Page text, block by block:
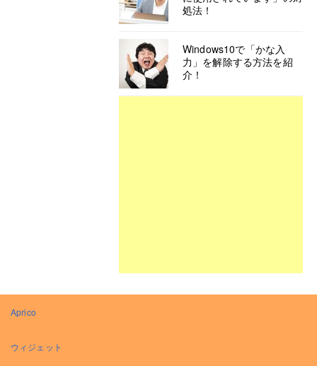
処法！
Windows10で「かな入
力」を解除する方法を紹
介！
Aprico
ウィジェット